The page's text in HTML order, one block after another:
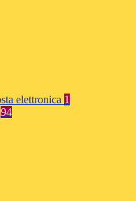
elettronica 1
94